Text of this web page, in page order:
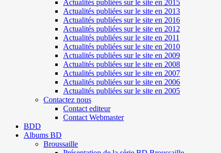
Actualités publiées sur le site en 2015
Actualités publiées sur le site en 2013
Actualités publiées sur le site en 2016
Actualités publiées sur le site en 2012
Actualités publiées sur le site en 2011
Actualités publiées sur le site en 2010
Actualités publiées sur le site en 2009
Actualités publiées sur le site en 2008
Actualités publiées sur le site en 2007
Actualités publiées sur le site en 2006
Actualités publiées sur le site en 2005
Contactez nous
Contact editeur
Contact Webmaster
BDD
Albums BD
Broussaille